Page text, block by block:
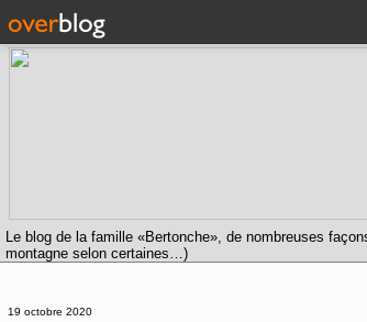
Le blog de la famille «Bertonche», de nombreuses
montagne selon certaines…)
19 octobre 2020